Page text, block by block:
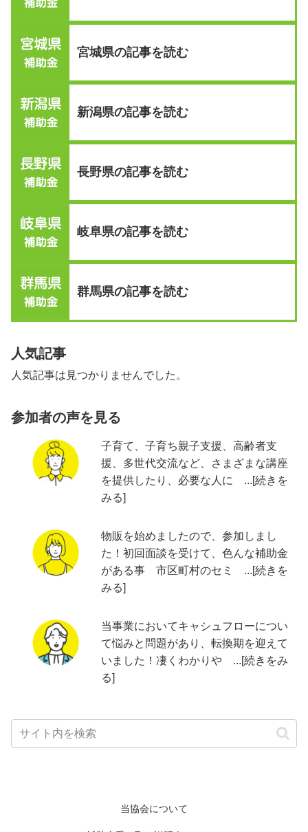
宮城県の記事を読む
新潟県の記事を読む
長野県の記事を読む
岐阜県の記事を読む
群馬県の記事を読む
人気記事
人気記事は見つかりませんでした。
参加者の声を見る
子育て、子育ち親子支援、高齢者支
援、多世代交流など、さまざまな講座
を提供したり、必要な人に ...[続きを
みる]
物販を始めましたので、参加しまし
た！初回面談を受けて、色んな補助金
がある事 市区町村のセミ ...[続きを
みる]
当事業においてキャシュフローについ
て悩みと問題があり、転換期を迎えて
いました！凄くわかりや ...[続きをみ
る]
当協会について